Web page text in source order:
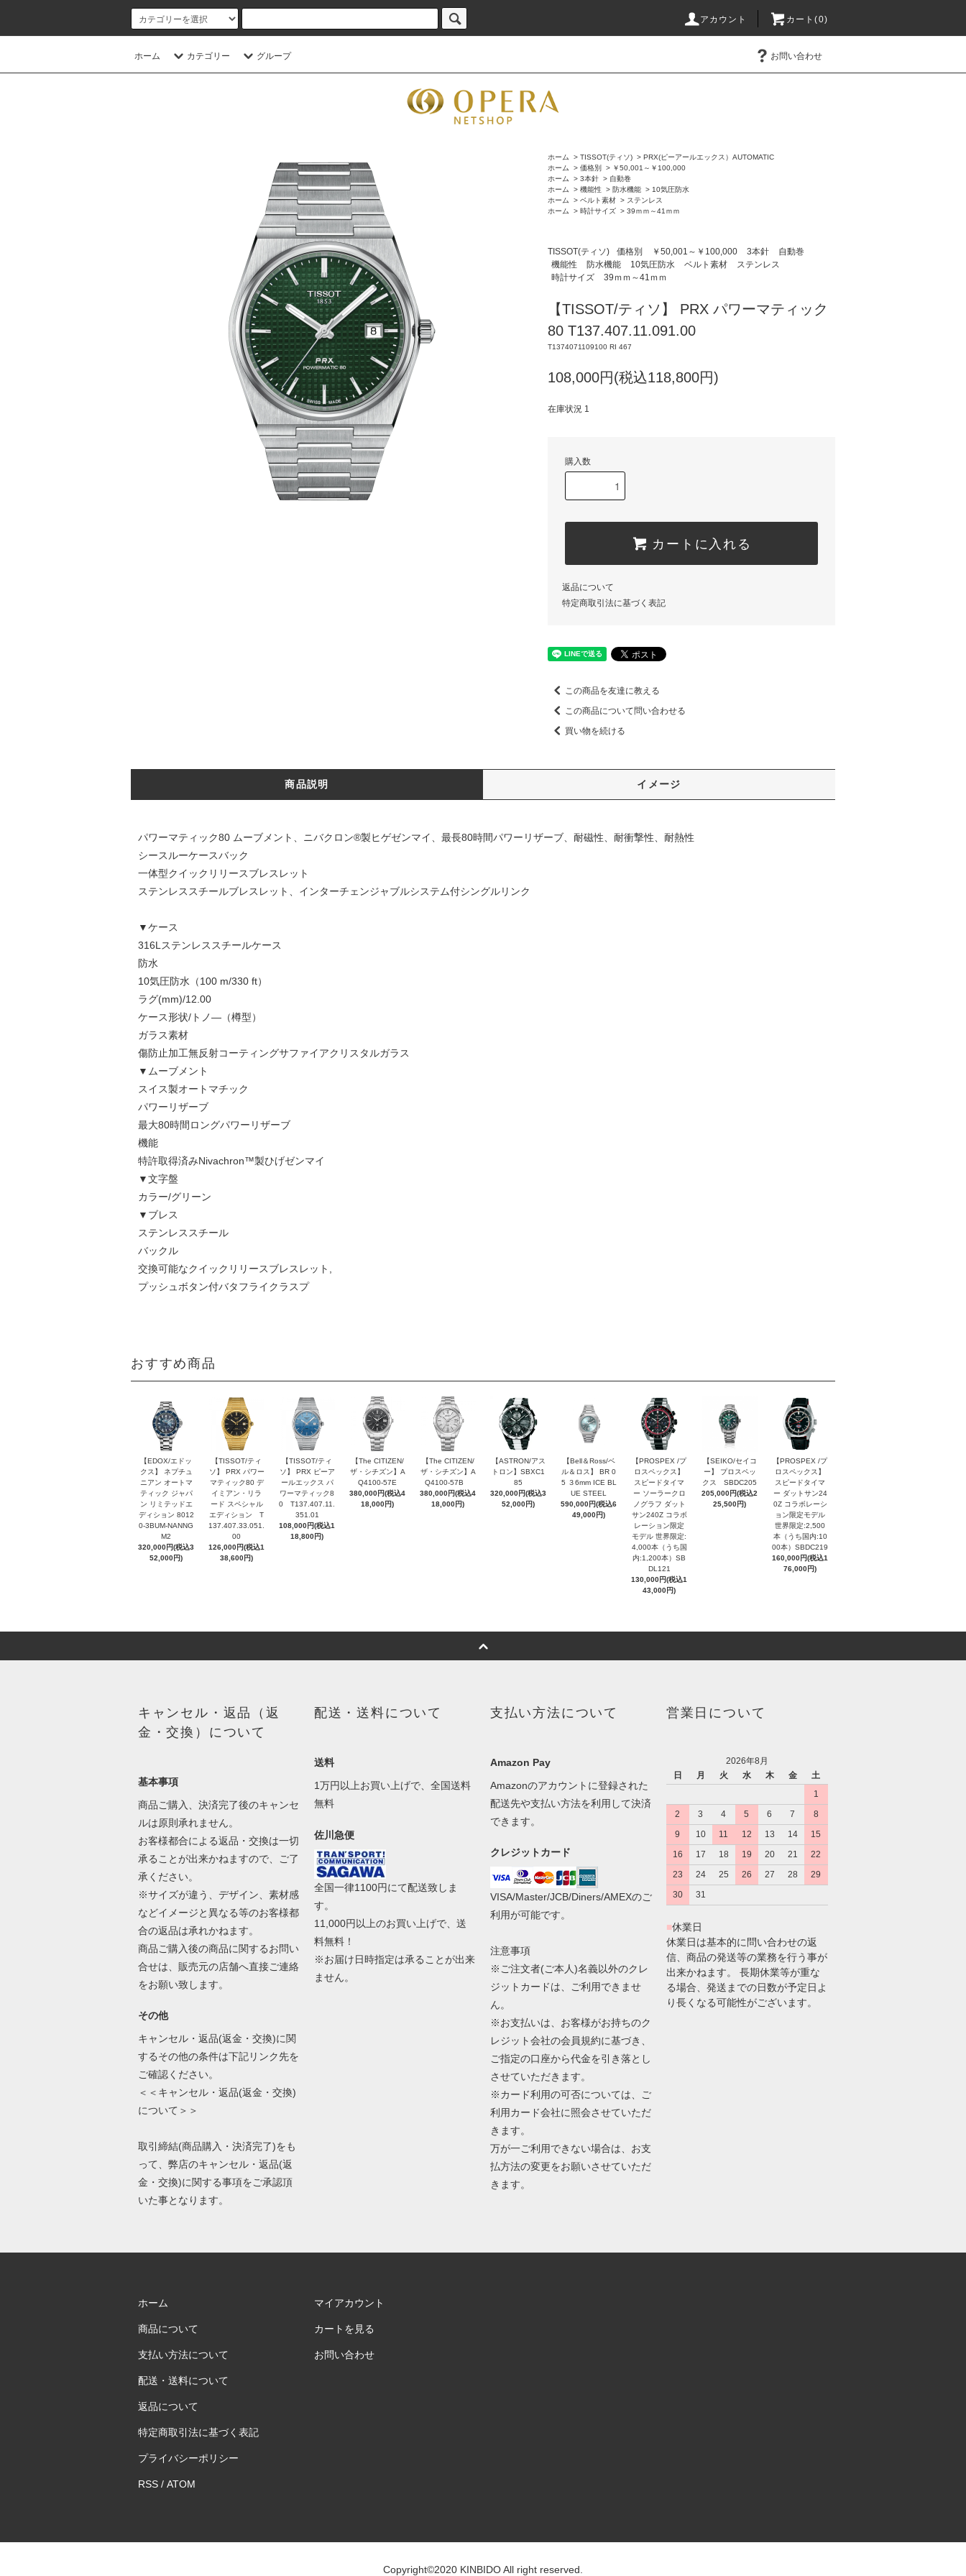
アカウント カート(0)
ホーム カテゴリー グループ お問い合わせ
ホーム > TISSOT(ティソ) > PRX(ピーアールエックス）AUTOMATIC
ホーム
> 価格別 > ￥50,001～￥100,000
ホーム
> 3本針 > 自動巻
ホーム
> 機能性 > 防水機能 > 10気圧防水
ホーム
> ベルト素材 > ステンレス
ホーム
> 時計サイズ > 39ｍｍ～41ｍｍ
TISSOT(ティソ) 価格別 ￥50,001～￥100,000 3本針
自動巻
機能性
防水機能 10気圧防水 ベルト素材
ステンレス
時計サイズ
39ｍｍ～41ｍｍ
【TISSOT/ティソ】 PRX パワーマティック
80 T137.407.11.091.00
T1374071109100 RI 467
108,000円(税込118,800円)
在庫状況 1
購入数
カートに入れる
返品について
特定商取引法に基づく表記
この商品を友達に教える
この商品について問い合わせる
買い物を続ける
商品説明 イメージ
パワーマティック80 ムーブメント、ニバクロン®製ヒゲゼンマイ、最長80時間パワーリザーブ、耐磁性、耐衝撃性、耐熱性
シースルーケースバック
一体型クイックリリースブレスレット
ステンレススチールブレスレット、インターチェンジャブルシステム付シングルリンク
▼ケース
316Lステンレススチールケース
防水
10気圧防水（100 m/330 ft）
ラグ(mm)/12.00
ケース形状/トノ―（樽型）
ガラス素材
傷防止加工無反射コーティングサファイアクリスタルガラス
▼ムーブメント
スイス製オートマチック
パワーリザーブ
最大80時間ロングパワーリザーブ
機能
特許取得済みNivachron™製ひげゼンマイ
▼文字盤
カラー/グリーン
▼ブレス
ステンレススチール
バックル
交換可能なクイックリリースブレスレット,
プッシュボタン付バタフライクラスプ
おすすめ商品
【EDOX/エドッ
クス】 ネプチュ
ニアン オートマ
ティック ジャパ
ン リミテッドエ
ディション 8012
0-3BUM-NANNG
M2
320,000円(税込3
52,000円)
【TISSOT/ティ
ソ】 PRX パワー
マティック80 デ
イミアン・リラ
ード スペシャル
エディション T
137.407.33.051.
00
126,000円(税込1
38,600円)
【TISSOT/ティ
ソ】 PRX ピーア
ールエックス パ
ワーマティック8
0 T137.407.11.
351.01
108,000円(税込1
18,800円)
【The CITIZEN/
ザ・シチズン】A
Q4100-57E
380,000円(税込4
18,000円)
【The CITIZEN/
ザ・シチズン】A
Q4100-57B
380,000円(税込4
18,000円)
【ASTRON/アス
トロン】SBXC1
85
320,000円(税込3
52,000円)
【Bell＆Ross/ベ
ル＆ロス】 BR 0
5 ３6mm ICE BL
UE STEEL
590,000円(税込6
49,000円)
【PROSPEX /プ
ロスペックス】
スピードタイマ
ー ソーラークロ
ノグラフ ダット
サン240Z コラボ
レーション限定
モデル 世界限定:
4,000本（うち国
内:1,200本）SB
DL121
130,000円(税込1
43,000円)
【SEIKO/セイコ
ー】 プロスペッ
クス SBDC205
205,000円(税込2
25,500円)
【PROSPEX /プ
ロスペックス】
スピードタイマ
ー ダットサン24
0Z コラボレーシ
ョン限定モデル
世界限定:2,500
本（うち国内:10
00本）SBDC219
160,000円(税込1
76,000円)
キャンセル・返品（返
金・交換）について
基本事項
商品ご購入、決済完了後のキャンセ
ルは原則承れません。
お客様都合による返品・交換は一切
承ることが出来かねますので、ご了
承ください。
※サイズが違う、デザイン、素材感
などイメージと異なる等のお客様都
合の返品は承れかねます。
商品ご購入後の商品に関するお問い
合せは、販売元の店舗へ直接ご連絡
をお願い致します。
その他
キャンセル・返品(返金・交換)に関
するその他の条件は下記リンク先を
ご確認ください。
＜＜キャンセル・返品(返金・交換)
について＞＞
取引締結(商品購入・決済完了)をも
って、弊店のキャンセル・返品(返
金・交換)に関する事項をご承認頂
いた事となります。
配送・送料について
送料
1万円以上お買い上げで、全国送料
無料
佐川急便
全国一律1100円にて配送致しま
す。
11,000円以上のお買い上げで、送
料無料！
※お届け日時指定は承ることが出来
ません。
支払い方法について
Amazon Pay
Amazonのアカウントに登録された
配送先や支払い方法を利用して決済
できます。
クレジットカード
VISA/Master/JCB/Diners/AMEXのご
利用が可能です。
注意事項
※ご注文者(ご本人)名義以外のクレ
ジットカードは、ご利用できませ
ん。
※お支払いは、お客様がお持ちのク
レジット会社の会員規約に基づき、
ご指定の口座から代金を引き落とし
させていただきます。
※カード利用の可否については、ご
利用カード会社に照会させていただ
きます。
万が一ご利用できない場合は、お支
払方法の変更をお願いさせていただ
きます。
営業日について
2026年8月
日
月 火 水 木 金
土
1
2
3 4 5 6 7
8
9
10 11 12 13 14
15
16
17 18 19 20 21
22
23
24 25 26 27 28
29
30
31
■休業日
休業日は基本的に問い合わせの返
信、商品の発送等の業務を行う事が
出来かねます。 長期休業等が重な
る場合、発送までの日数が予定日よ
り長くなる可能性がございます。
ホーム
商品について
支払い方法について
配送・送料について
返品について
特定商取引法に基づく表記
プライバシーポリシー
RSS/ ATOM
マイアカウント
カートを見る
お問い合わせ
Copyright©2020 KINBIDO All right reserved.